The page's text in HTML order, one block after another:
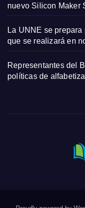
nuevo Silicon Maker
La UNNE se
que se realizará en
Representantes del
políticas de